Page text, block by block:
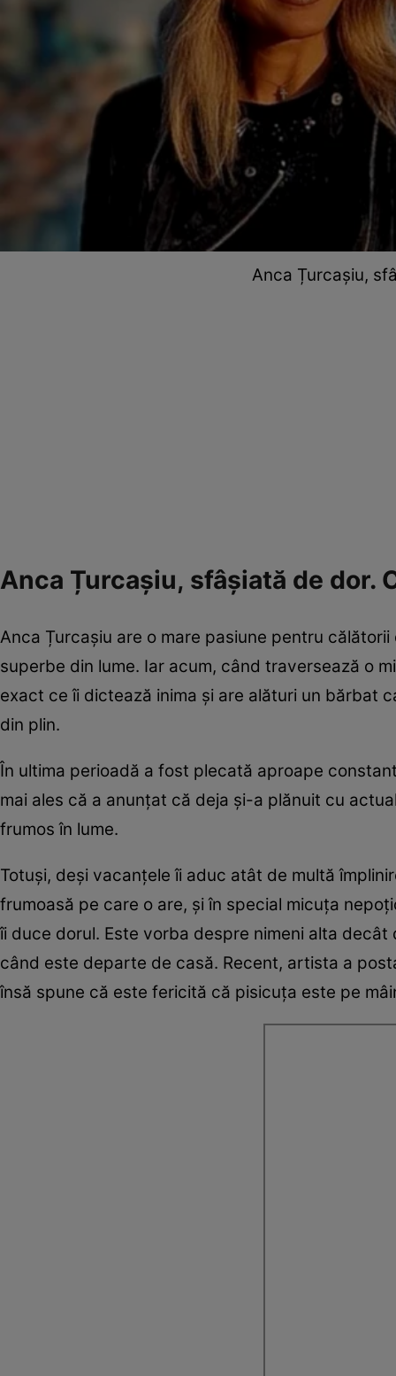
Anca Țurcașiu,
Anca Țurcașiu, sfâșiată de dor.
Anca Țurcașiu are o mare pasiune pentru
superbe din lume. Iar acum, când traversează o
exact ce îi dictează inima și are alături un bărbat
din plin.
În ultima perioadă a fost plecată aproape
mai ales că a anunțat că deja și-a plănuit cu
frumos în lume.
Totuși, deși vacanțele îi aduc atât de multă
frumoasă pe care o are, și în special micuța
îi duce dorul. Este vorba despre nimeni alta
când este departe de casă. Recent, artista a
însă spune că este fericită că pisicuța este pe